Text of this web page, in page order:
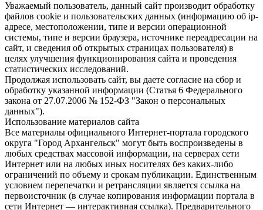
Уважаемый пользователь, данный сайт производит обработку
файлов cookie и пользовательских данных (информацию об ip-
адресе, местоположении, типе и версии операционной
системы, типе и версии браузера, источнике переадресации на
сайт, и сведения об открытых страницах пользователя) в
целях улучшения функционирования сайта и проведения
статистических исследований.
Продолжая использовать сайт, вы даете согласие на сбор и
обработку указанной информации (Статья 6 Федерального
закона от 27.07.2006 № 152-ФЗ "Закон о персональных
данных").
Использование материалов сайта
Все материалы официального Интернет-портала городского
округа "Город Архангельск" могут быть воспроизведены в
любых средствах массовой информации, на серверах сети
Интернет или на любых иных носителях без каких-либо
ограничений по объему и срокам публикации. Единственным
условием перепечатки и ретрансляции является ссылка на
первоисточник (в случае копирования информации портала в
сети Интернет — интерактивная ссылка). Предварительного